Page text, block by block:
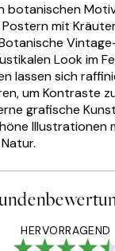
botanischen
mit
Look im
lassen sich
um Kontraste
grafische
Illustrationen
HERVORRAGEND